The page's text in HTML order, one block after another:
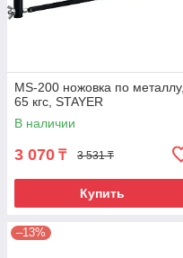
MS-200 ножовка по металлу,
65 кгс, STAYER
В наличии
3 070 ₸ 3 531 ₸
Купить
–13%